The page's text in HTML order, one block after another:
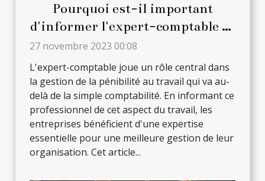
Pourquoi est-il important
d'informer l'expert-comptable de
la pénibilité au travail ?
27 novembre 2023 00:08
L'expert-comptable joue un rôle central dans
la gestion de la pénibilité au travail qui va au-
delà de la simple comptabilité. En informant ce
professionnel de cet aspect du travail, les
entreprises bénéficient d'une expertise
essentielle pour une meilleure gestion de leur
organisation. Cet article...